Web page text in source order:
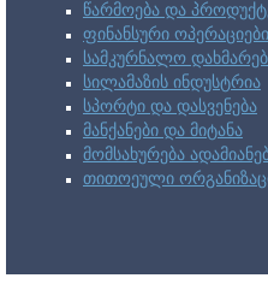
წარმოება და
ფინანსური ოპერაციები
სამკურნალო
სილამაზის ინდუსტრია
სპორტი და დასვენება
მანქანები და მიტანა
მომსახურება
თითოეული